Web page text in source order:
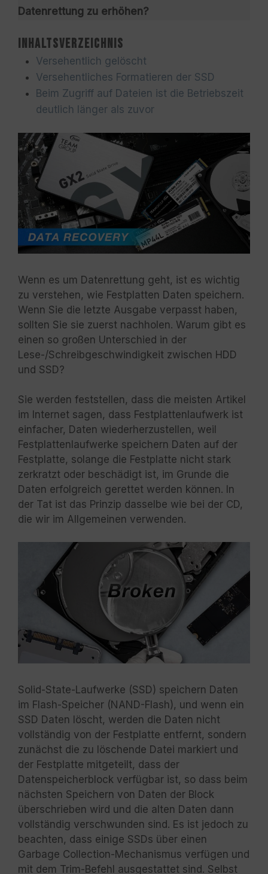
Datenrettung zu erhöhen?
Inhaltsverzeichnis
Versehentlich gelöscht
Versehentliches Formatieren der SSD
Beim Zugriff auf Dateien ist die Betriebszeit
deutlich länger als zuvor
Wenn es um Datenrettung geht, ist es wichtig
zu verstehen, wie Festplatten Daten speichern.
Wenn Sie die letzte Ausgabe verpasst haben,
sollten Sie sie zuerst nachholen. Warum gibt es
einen so großen Unterschied in der
Lese-/Schreibgeschwindigkeit zwischen HDD
und SSD?
Sie werden feststellen, dass die meisten Artikel
im Internet sagen, dass Festplattenlaufwerk ist
einfacher, Daten wiederherzustellen, weil
Festplattenlaufwerke speichern Daten auf der
Festplatte, solange die Festplatte nicht stark
zerkratzt oder beschädigt ist, im Grunde die
Daten erfolgreich gerettet werden können. In
der Tat ist das Prinzip dasselbe wie bei der CD,
die wir im Allgemeinen verwenden.
Solid-State-Laufwerke (SSD) speichern Daten
im Flash-Speicher (NAND-Flash), und wenn ein
SSD Daten löscht, werden die Daten nicht
vollständig von der Festplatte entfernt, sondern
zunächst die zu löschende Datei markiert und
der Festplatte mitgeteilt, dass der
Datenspeicherblock verfügbar ist, so dass beim
nächsten Speichern von Daten der Block
überschrieben wird und die alten Daten dann
vollständig verschwunden sind. Es ist jedoch zu
beachten, dass einige SSDs über einen
Garbage Collection-Mechanismus verfügen und
mit dem Trim-Befehl ausgestattet sind. Selbst